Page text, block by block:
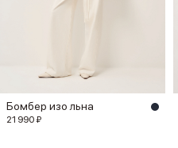
Бомбер изо льна
21 990 ₽